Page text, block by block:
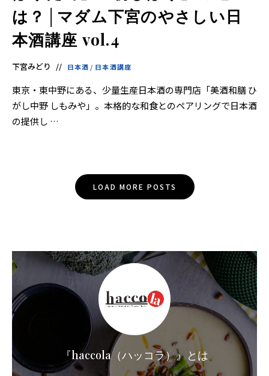
は？│マダム下宮のやさしい日
本酒講座 vol.4
下宮みどり 日本酒 / 日本酒講座
東京・東中野にある、少量生産日本酒の専門店「美酒和膳 ひ
がし中野 しもみや」。本格的な和食とのペアリングで日本酒
の提供し …
Navigation
LOAD MORE POSTS
『haccola（ハッコラ）』とは